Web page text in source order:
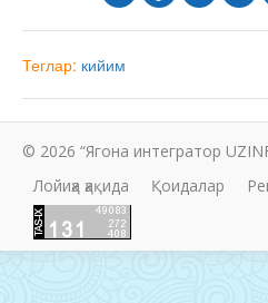
Теглар: кийим
© 2026 “Ягона интегратор
Лойиҳа ҳақида
Қоидалар